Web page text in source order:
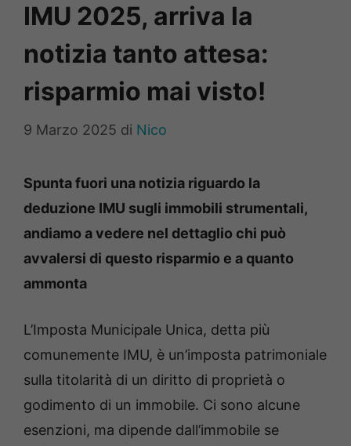
IMU 2025, arriva la
notizia tanto attesa:
risparmio mai visto!
9 Marzo 2025 di Nico
Spunta fuori una notizia riguardo la
deduzione IMU sugli immobili strumentali,
andiamo a vedere nel dettaglio chi può
avvalersi di questo risparmio e a quanto
ammonta
L’Imposta Municipale Unica, detta più
comunemente IMU, è un’imposta patrimoniale
sulla titolarità di un diritto di proprietà o
godimento di un immobile. Ci sono alcune
esenzioni, ma dipende dall’immobile se